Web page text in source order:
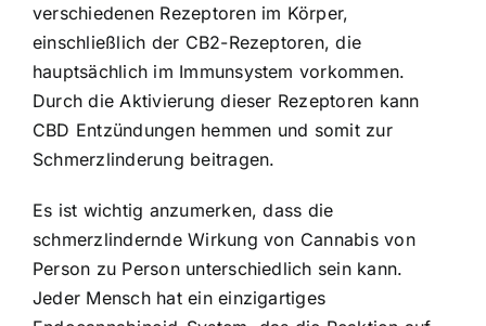
verschiedenen Rezeptoren im Körper,
einschließlich der CB2-Rezeptoren, die
hauptsächlich im Immunsystem vorkommen.
Durch die Aktivierung dieser Rezeptoren kann
CBD Entzündungen hemmen und somit zur
Schmerzlinderung beitragen.
Es ist wichtig anzumerken, dass die
schmerzlindernde Wirkung von Cannabis von
Person zu Person unterschiedlich sein kann.
Jeder Mensch hat ein einzigartiges